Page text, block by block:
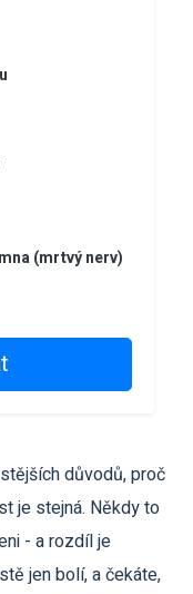
(mrtvý nerv)
důvodů, proč
je stejná. Někdy to
- a rozdíl je
jen bolí, a čekáte,